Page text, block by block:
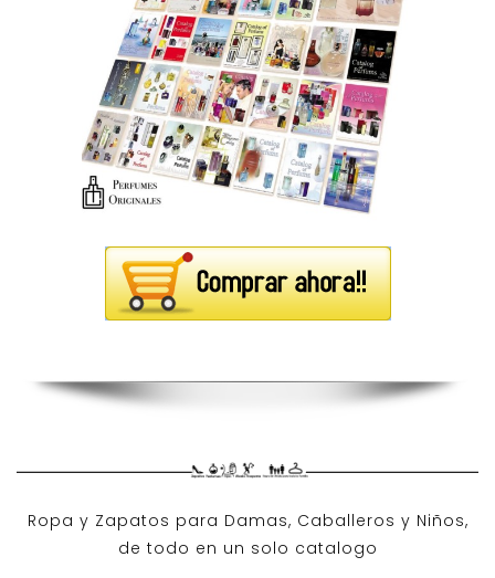
Ropa y Zapatos para Damas, Caballeros y Niños,
de todo en un solo catalogo